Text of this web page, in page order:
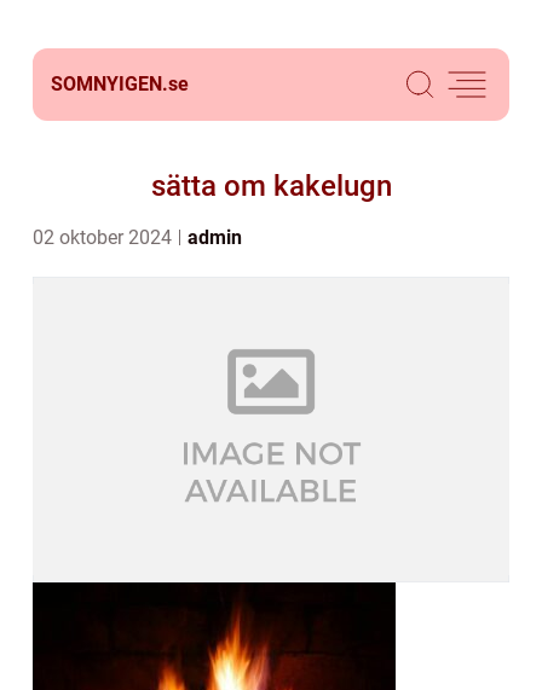
SOMNYIGEN.se
sätta om kakelugn
02 oktober 2024 admin